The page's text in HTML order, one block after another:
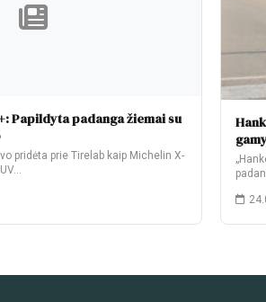
Papildyta padanga žiemai su
pridėta prie Tirelab kaip Michelin X-